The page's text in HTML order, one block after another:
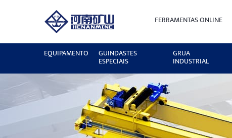
FERRAMENTAS ONLINE
EQUIPAMENTO GUINDASTES
ESPECIAIS
GRUA
INDUSTRIAL